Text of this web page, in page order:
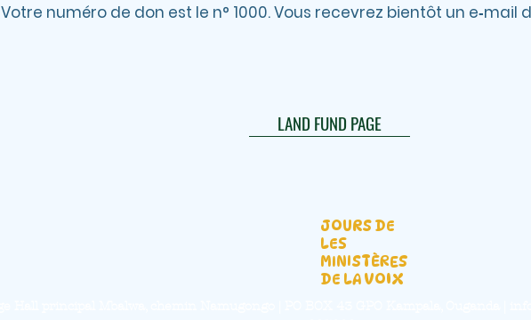
Votre numéro de don est le n° 1000. Vous recevrez bientôt un e‑mail
LAND FUND PAGE
JOURS DE
LES
MINISTÈRES
DE LA VOIX